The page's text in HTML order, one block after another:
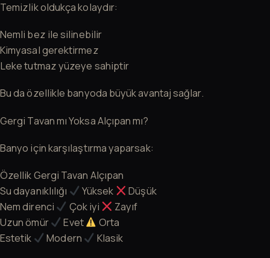
Temizlik oldukça kolaydır:
Nemli bez ile silinebilir
Kimyasal gerektirmez
Leke tutmaz yüzeye sahiptir
Bu da özellikle banyoda büyük avantaj sağlar.
Gergi Tavan mı Yoksa Alçıpan mı?
Banyo için karşılaştırma yaparsak:
Özellik Gergi Tavan Alçıpan
Su dayanıklılığı
Yüksek
Düşük
Nem direnci
Çok iyi
Zayıf
Uzun ömür
Evet
Orta
Estetik
Modern Klasik